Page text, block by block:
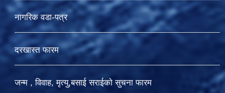
नागरिक वडा-पत्र
दरखास्त फारम
जन्म , विवाह, मृत्यु,बसाई सराईकाे सुचना फारम